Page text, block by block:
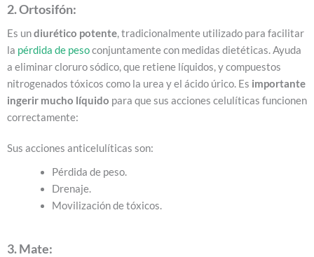
2. Ortosifón:
Es undiurético potente, tradicionalmente utilizado para facilitar
la pérdida de pesoconjuntamente con medidas dietéticas. Ayuda
a eliminar cloruro sódico, que retiene líquidos, y compuestos
nitrogenados tóxicos como la urea y el ácido úrico. Es importante
ingerir mucho líquido para que sus acciones celulíticas funcionen
correctamente:
Sus acciones anticelulíticas son:
Pérdida de peso.
Drenaje.
Movilización de tóxicos.
3. Mate: